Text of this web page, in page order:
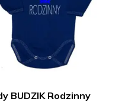
BUDZIK Rodzinny